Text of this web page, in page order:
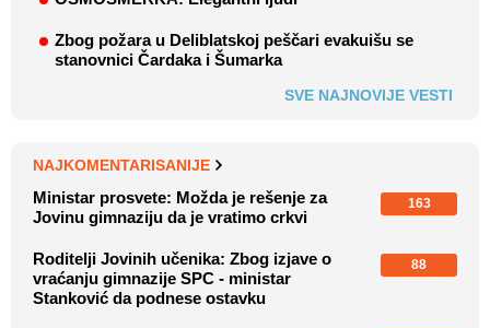
Zbog požara u Deliblatskoj peščari evakuišu se
stanovnici Čardaka i Šumarka
SVE NAJNOVIJE VESTI
NAJKOMENTARISANIJE
Ministar prosvete: Možda je rešenje za
Jovinu gimnaziju da je vratimo crkvi
163
Roditelji Jovinih učenika: Zbog izjave o
vraćanju gimnazije SPC - ministar
Stanković da podnese ostavku
88